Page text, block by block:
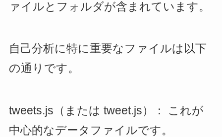
ァイルとフォルダが含まれています。
自己分析に特に重要なファイルは以下
の通りです。
tweets.js（または tweet.js）： これが
中心的なデータファイルです。